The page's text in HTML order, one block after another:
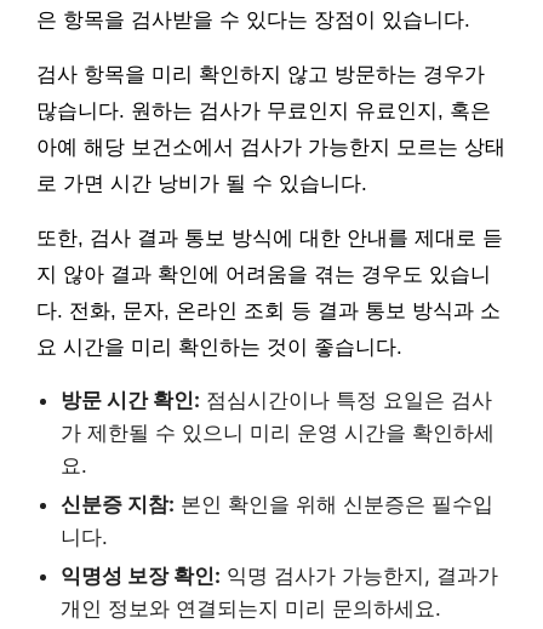
은 항목을 검사받을 수 있다는 장점이 있습니다.
검사 항목을 미리 확인하지 않고 방문하는 경우가
많습니다. 원하는 검사가 무료인지 유료인지, 혹은
아예 해당 보건소에서 검사가 가능한지 모르는 상태
로 가면 시간 낭비가 될 수 있습니다.
또한, 검사 결과 통보 방식에 대한 안내를 제대로 듣
지 않아 결과 확인에 어려움을 겪는 경우도 있습니
다. 전화, 문자, 온라인 조회 등 결과 통보 방식과 소
요 시간을 미리 확인하는 것이 좋습니다.
방문 시간 확인: 점심시간이나 특정 요일은 검사
가 제한될 수 있으니 미리 운영 시간을 확인하세
요.
신분증 지참: 본인 확인을 위해 신분증은 필수입
니다.
익명성 보장 확인: 익명 검사가 가능한지, 결과가
개인 정보와 연결되는지 미리 문의하세요.